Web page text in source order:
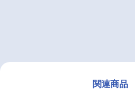
関連商品